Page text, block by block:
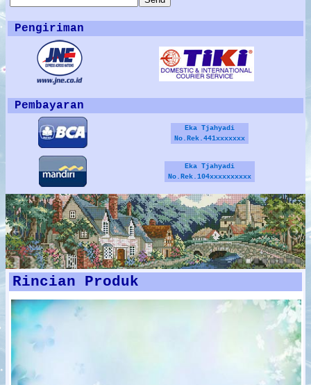
Pengiriman
Pembayaran
Eka Tjahyadi
No.Rek.441xxxxxxx
Eka Tjahyadi
No.Rek.104xxxxxxxxxx
Rincian Produk